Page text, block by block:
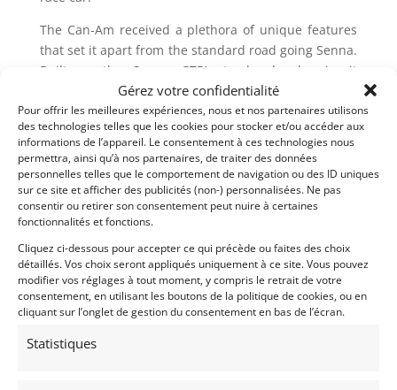
Gérez votre confidentialité
Pour offrir les meilleures expériences, nous et nos partenaires utilisons
des technologies telles que les cookies pour stocker et/ou accéder aux
informations de l’appareil. Le consentement à ces technologies nous
permettra, ainsi qu’à nos partenaires, de traiter des données
personnelles telles que le comportement de navigation ou des ID uniques
sur ce site et afficher des publicités (non-) personnalisées. Ne pas
consentir ou retirer son consentement peut nuire à certaines
fonctionnalités et fonctions.
Cliquez ci-dessous pour accepter ce qui précède ou faites des choix
détaillés. Vos choix seront appliqués uniquement à ce site. Vous pouvez
modifier vos réglages à tout moment, y compris le retrait de votre
consentement, en utilisant les boutons de la politique de cookies, ou en
cliquant sur l’onglet de gestion du consentement en bas de l’écran.
Statistiques
The Can-Am received a plethora of unique features
that set it apart from the standard road going Senna.
Built on the Senna GTR’s track-only chassis, it
received an increase of 25hp to match the GTR’s
814hp. In reference to the all-conquering M8B, Bruce
McLaren’s signature and #4 racing number adorn
one side of the heritage orange bodywork, while
Denny Hulme’s signature and #5 racing number
appear on the opposite side, along with vintage
McLaren Cars and Speedy Kiwi logos. The rear air
plates, again in homage to the original M8B ace car.
Other unique details include a 24 carat gold heat
shield, distinctive wheels, four exhaust pipes exiting
the tail end, a louvered fender design, and
dedicated badging notating this car as Can Am #1 of
the three produced.